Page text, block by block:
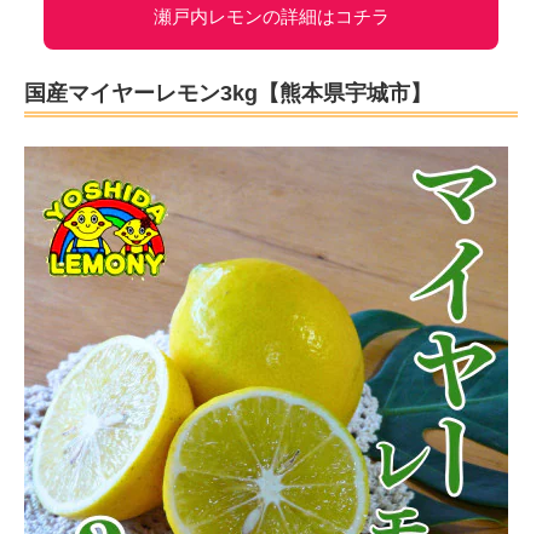
瀬戸内レモンの詳細はコチラ
国産マイヤーレモン3kg【熊本県宇城市】